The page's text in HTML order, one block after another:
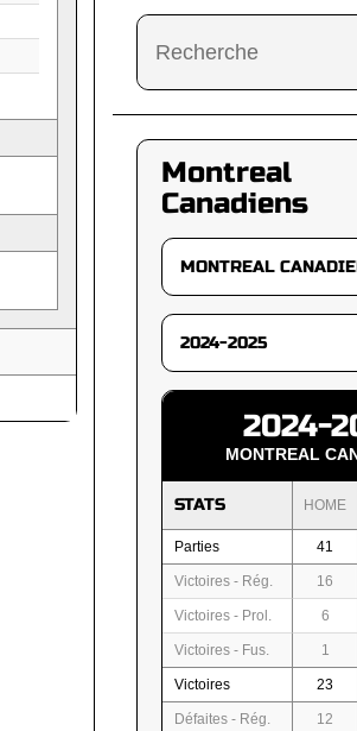
Montreal
Canadiens
2024-
MONTREAL
STATS HOME
Parties 41
Victoires - Rég. 16
Victoires - Prol. 6
Victoires - Fus. 1
Victoires 23
Défaites - Rég. 12